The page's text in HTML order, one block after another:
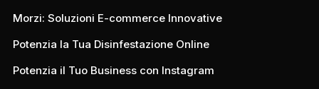
Morzi: Soluzioni E-commerce Innovative
Potenzia la Tua Disinfestazione Online
Potenzia il Tuo Business con Instagram